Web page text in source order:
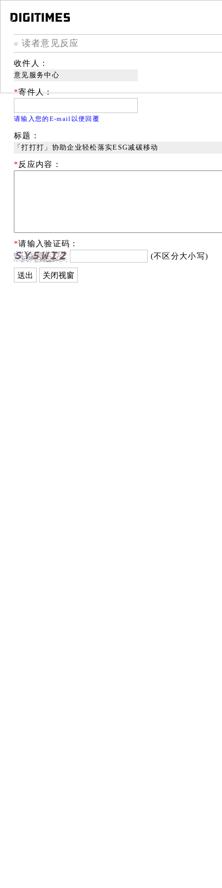
■ 读者意见反应
收件人：
意见服务中心
*寄件人：
请输入您的E-mail以便回覆
标题：
「打打打」协助企业轻松落实ESG减碳移动
* 反应内容：
*请输入验证码：
(不区分大小写)